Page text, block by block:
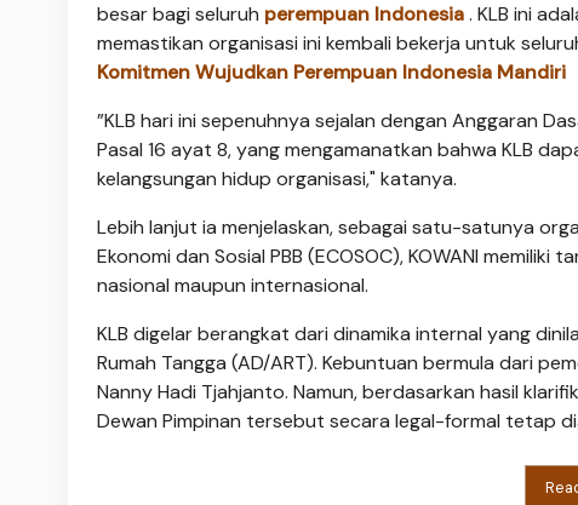
besar bagi seluruh perempuan Indonesia. KLB ini
memastikan organisasi ini kembali bekerja untuk
Komitmen Wujudkan Perempuan Indonesia Mandiri
”KLB hari ini sepenuhnya sejalan dengan Anggaran
Pasal 16 ayat 8, yang mengamanatkan bahwa KLB
kelangsungan hidup organisasi," katanya.
Lebih lanjut ia menjelaskan, sebagai satu-satunya
Ekonomi dan Sosial PBB (ECOSOC), KOWANI
nasional maupun internasional.
KLB digelar berangkat dari dinamika internal yang
Rumah Tangga (AD/ART). Kebuntuan bermula dari
Nanny Hadi Tjahjanto. Namun, berdasarkan hasil
Dewan Pimpinan tersebut secara legal-formal tetap